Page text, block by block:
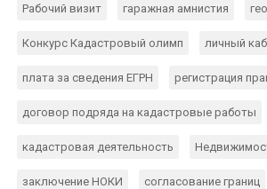
Рабочий визит гаражная амнистия
Конкурс Кадастровый олимп личный
плата за сведения ЕГРН регистрация
договор подряда на кадастровые работы
кадастровая деятельность
заключение НОКИ согласование границ